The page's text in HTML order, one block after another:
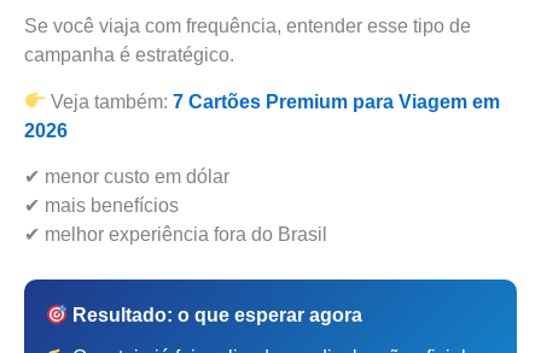
Se você viaja com frequência, entender esse tipo de
campanha é estratégico.
Veja também:7 Cartões Premium para Viagem em
2026
✔ menor custo em dólar
✔ mais benefícios
✔ melhor experiência fora do Brasil
Resultado: o que esperar agora